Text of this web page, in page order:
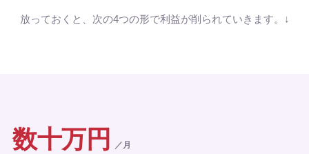
放っておくと、次の4つの形で利益が削られていきます。↓
数十万円 ／月